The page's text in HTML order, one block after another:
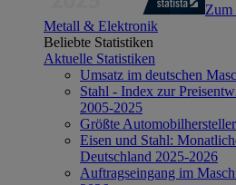
Zum
Metall & Elektronik
Beliebte Statistiken
Aktuelle Statistiken
Umsatz im deutschen
Stahl - Index zur
2005-2025
Größte
Eisen und Stahl:
Deutschland 2025-2026
Auftragseingang im